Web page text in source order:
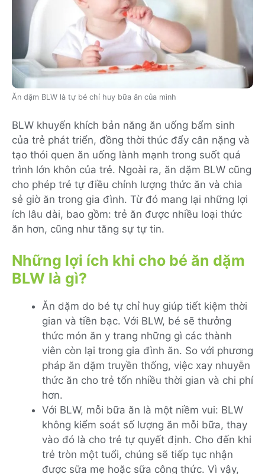
Ăn dặm BLW là tự bé chỉ huy bữa ăn của mình
BLW khuyến khích bản năng ăn uống bẩm sinh
của trẻ phát triển, đồng thời thúc đẩy cân nặng và
tạo thói quen ăn uống lành mạnh trong suốt quá
trình lớn khôn của trẻ. Ngoài ra, ăn dặm BLW cũng
cho phép trẻ tự điều chỉnh lượng thức ăn và chia
sẻ giờ ăn trong gia đình. Từ đó mang lại những lợi
ích lâu dài, bao gồm: trẻ ăn được nhiều loại thức
ăn hơn, cũng như tăng sự tự tin.
Những lợi ích khi cho bé ăn dặm
BLW là gì?
Ăn dặm do bé tự chỉ huy giúp tiết kiệm thời
gian và tiền bạc. Với BLW, bé sẽ thưởng
thức món ăn y trang những gì các thành
viên còn lại trong gia đình ăn. So với phương
pháp ăn dặm truyền thống, việc xay nhuyễn
thức ăn cho trẻ tốn nhiều thời gian và chi phí
hơn.
Với BLW, mỗi bữa ăn là một niềm vui: BLW
không kiểm soát số lượng ăn mỗi bữa, thay
vào đó là cho trẻ tự quyết định. Cho đến khi
trẻ tròn một tuổi, chúng sẽ tiếp tục nhận
được sữa mẹ hoặc sữa công thức. Vì vậy,